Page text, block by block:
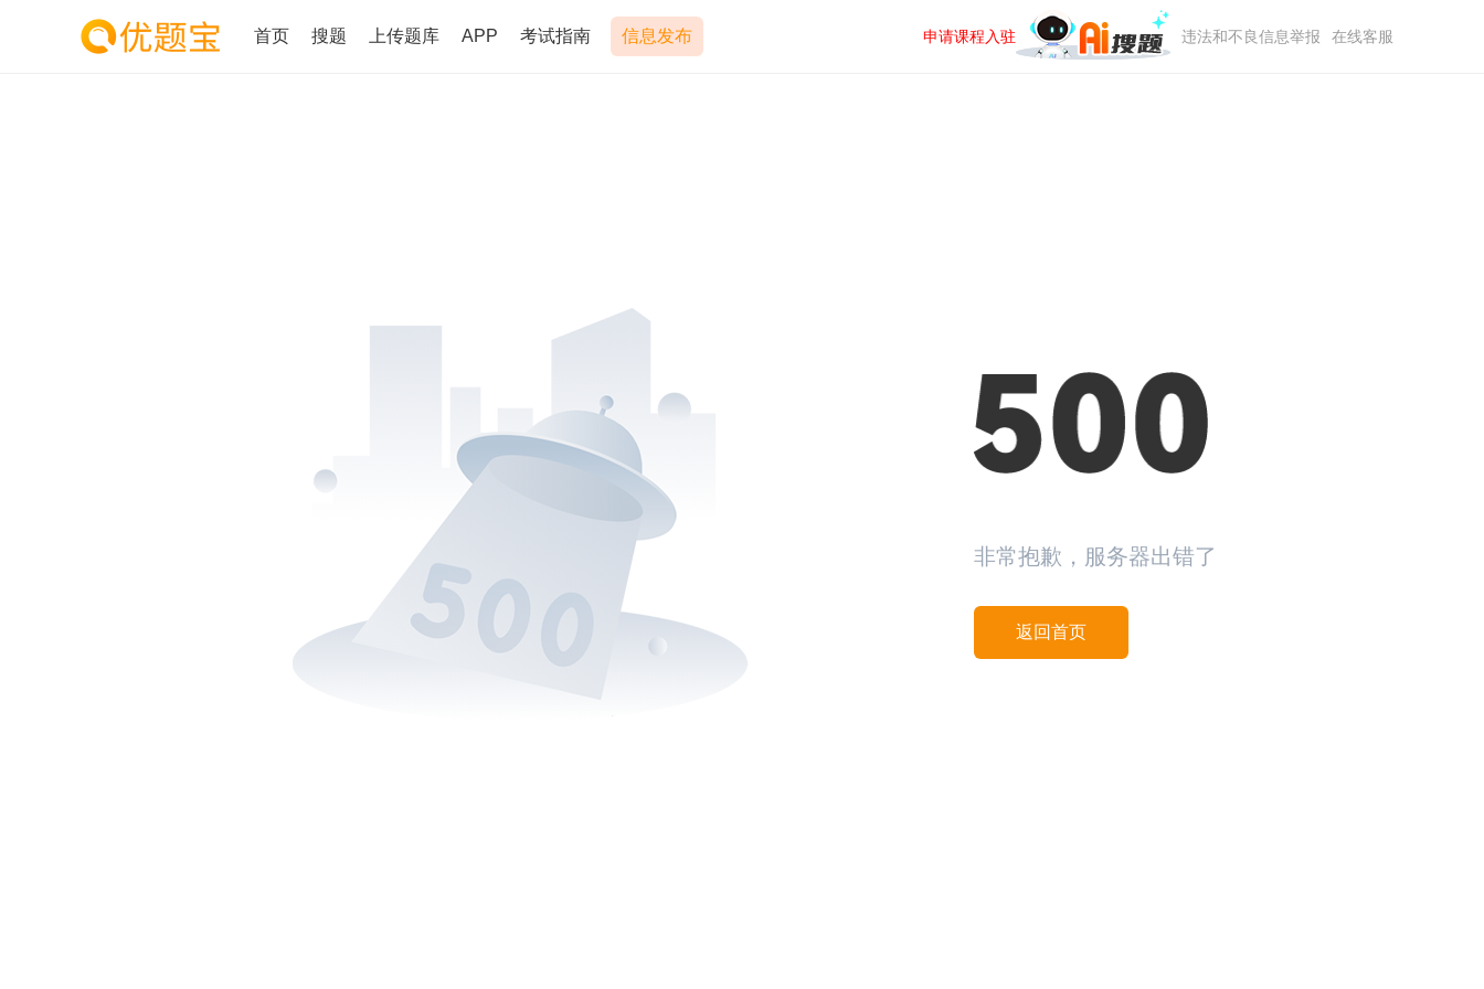
首页 搜题 上传题库 APP 考试指南 信息发布 申请课程入驻 违法和不良信息举报 在线客服
非常抱歉，服务器出错了
返回首页